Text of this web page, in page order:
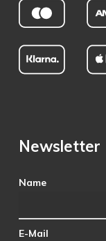
Newsletter
Name
E-Mail